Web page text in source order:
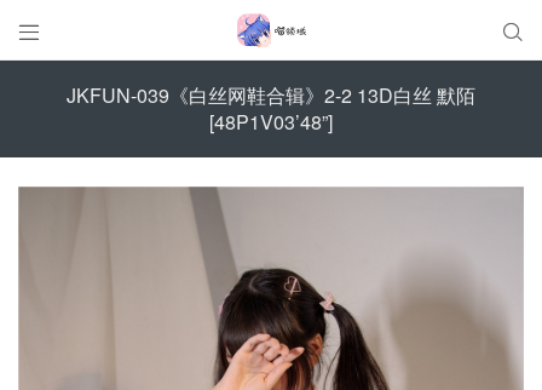
 
JKFUN-039《白丝网鞋合辑》2-2 13D白丝 默陌
[48P1V03’48”]